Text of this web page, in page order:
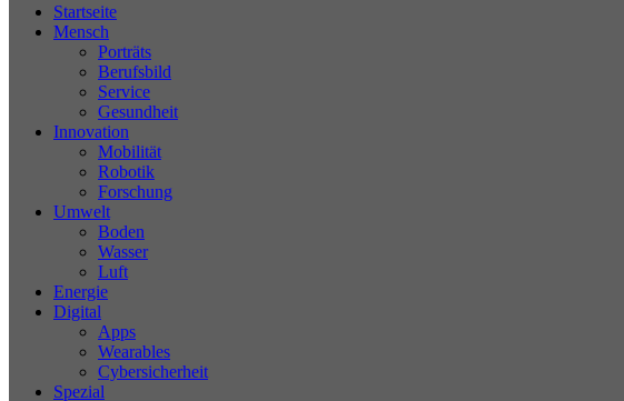
Startseite
Mensch
Porträts
Berufsbild
Service
Gesundheit
Innovation
Mobilität
Robotik
Forschung
Umwelt
Boden
Wasser
Luft
Energie
Digital
Apps
Wearables
Cybersicherheit
Spezial